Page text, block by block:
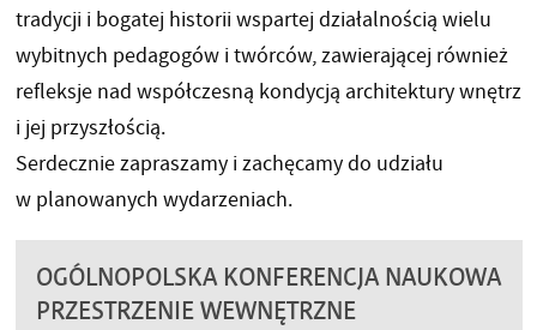
tradycji i bogatej historii wspartej działalnością wielu
wybitnych pedagogów i twórców, zawierającej również
refleksje nad współczesną kondycją architektury wnętrz
i jej przyszłością.
Serdecznie zapraszamy i zachęcamy do udziału
w planowanych wydarzeniach.
OGÓLNOPOLSKA KONFERENCJA NAUKOWA
PRZESTRZENIE WEWNĘTRZNE